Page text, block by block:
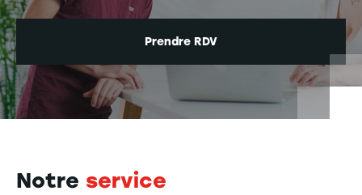
Prendre RDV
Notre service